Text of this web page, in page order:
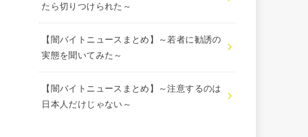
たら切りつけられた～
【闇バイトニュースまとめ】～若者に勧誘の
実態を聞いてみた～
【闇バイトニュースまとめ】～注意するのは
日本人だけじゃない～